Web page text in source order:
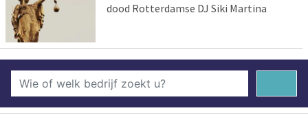
dood Rotterdamse DJ Siki Martina